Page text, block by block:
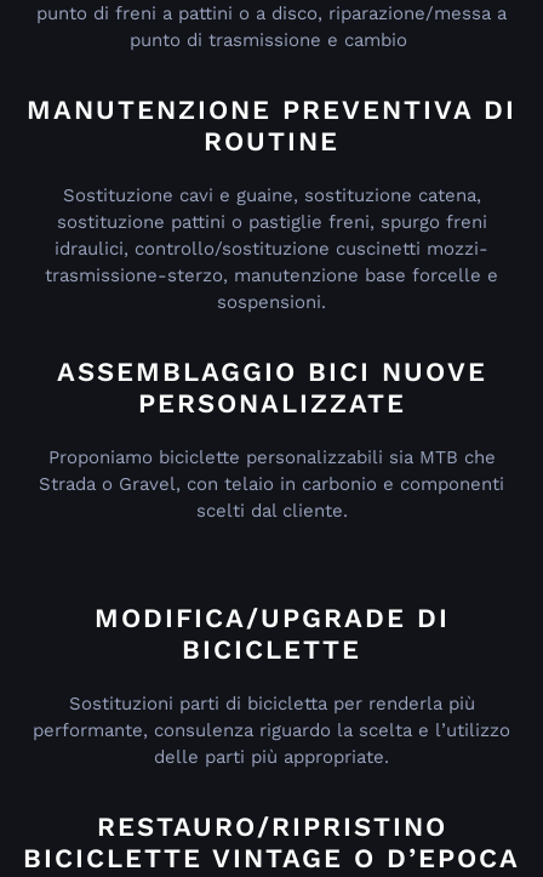
punto di freni a pattini o a disco, riparazione/messa a
punto di trasmissione e cambio
MANUTENZIONE PREVENTIVA DI
ROUTINE
Sostituzione cavi e guaine, sostituzione catena,
sostituzione pattini o pastiglie freni, spurgo freni
idraulici, controllo/sostituzione cuscinetti mozzi-
trasmissione-sterzo, manutenzione base forcelle e
sospensioni.
ASSEMBLAGGIO BICI NUOVE
PERSONALIZZATE
Proponiamo biciclette personalizzabili sia MTB che
Strada o Gravel, con telaio in carbonio e componenti
scelti dal cliente.
MODIFICA/UPGRADE DI
BICICLETTE
Sostituzioni parti di bicicletta per renderla più
performante, consulenza riguardo la scelta e l’utilizzo
delle parti più appropriate.
RESTAURO/RIPRISTINO
BICICLETTE VINTAGE O D’EPOCA